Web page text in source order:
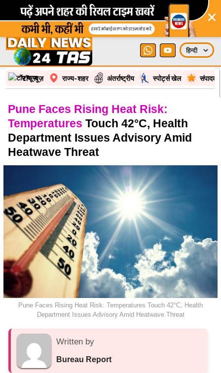
×
टॉप न्यूज़ राज्य-शहर अंतर्राष्ट्रीय स्पोर्ट्स खेल
Pune Faces Rising Heat Risk:
Temperatures Touch 42°C, Health
Department Issues Advisory Amid
Heatwave Threat
Pune Faces Rising Heat Risk: Temperatures Touch 42°C, Health
Department Issues Advisory Amid Heatwave Threat
Written by
Bureau Report